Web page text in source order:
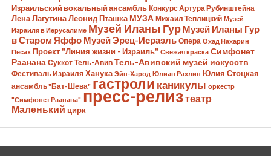
Израильский вокальный ансамбль Конкурс Артура Рубинштейна
Лена Лагутина Леонид Пташка МУЗА Михаил Теплицкий Музей
Израиля в Иерусалиме Музей Иланы Гур Музей Иланы Гур
в Старом Яффо Музей Эрец-Исраэль Опера Охад Нахарин
Песах Проект "Линия жизни - Израиль" Свежая краска Симфонет
Раанана Суккот Тель-Авив Тель-Авивский музей искусств
Фестиваль Израиля Ханука Эйн-Харод Юлиан Рахлин Юлия Стоцкая
ансамбль "Бат-Шева" гастроли каникулы оркестр
"Симфонет Раанана" пресс-релизтеатр
Маленький цирк